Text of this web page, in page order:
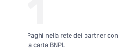
Paghi nella rete dei partner con
la carta BNPL